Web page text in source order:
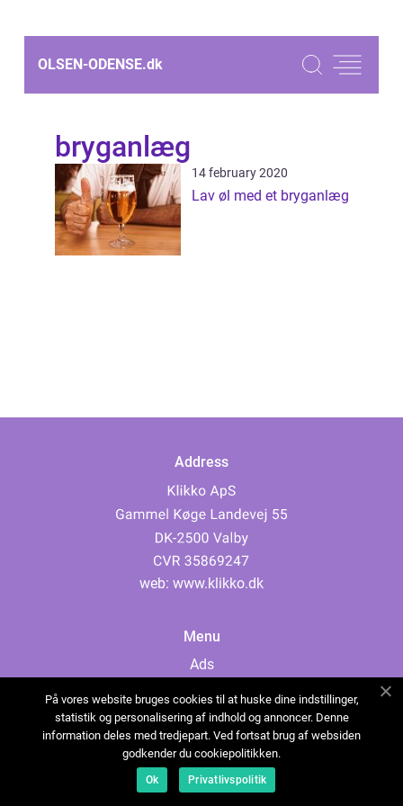
OLSEN-ODENSE.dk
bryganlæg
14 february 2020
Lav øl med et bryganlæg
Address
web: www.klikko.dk
Menu
Ads
Cookies
Contact
Sitemap
På vores website bruges cookies til at huske dine indstillinger,
statistik og personalisering af indhold og annoncer. Denne
information deles med tredjepart. Ved fortsat brug af websiden
godkender du cookiepolitikken.
Ok Privatlivspolitik